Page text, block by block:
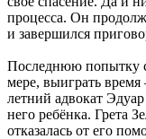
процесса. Он
и завершился
Последнюю попытку
мере, выиграть
летний адвокат
него ребёнка. Грета
отказалась от его